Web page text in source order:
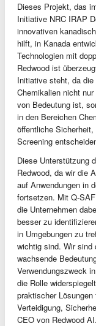
Dieses Projekt, das
Initiative NRC IRAP
innovativen
hilft, in Kanada
Technologien mit
Redwood ist
Initiative steht, da die
Chemikalien nicht
von Bedeutung ist,
in den Bereichen
öffentliche
Screening
Diese Unterstützung
Redwood, da wir die
auf Anwendungen in
fortsetzen. Mit Q-
die Unternehmen
besser zu
in Umgebungen zu
wichtig sind. Wir
wachsende
Verwendungszweck
die Rolle
praktischer
Verteidigung,
CEO von Redwood AI.